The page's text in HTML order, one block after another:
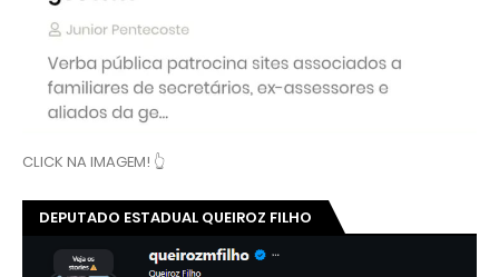
CLICK NA IMAGEM! 👆
DEPUTADO ESTADUAL QUEIROZ FILHO